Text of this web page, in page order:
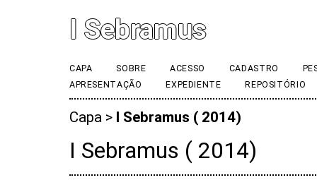
I Sebramus
CAPA SOBRE ACESSO CADASTRO
APRESENTAÇÃO
EXPEDIENTE REPOSITÓRIO
Capa > I Sebramus ( 2014)
I Sebramus ( 2014)